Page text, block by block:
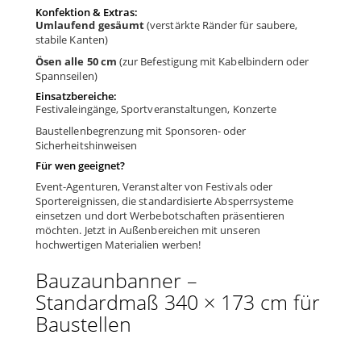
Konfektion & Extras:
Umlaufend gesäumt(verstärkte Ränder für saubere,
stabile Kanten)
Ösen alle 50 cm (zur Befestigung mit Kabelbindern oder
Spannseilen)
Einsatzbereiche:
Festivaleingänge, Sportveranstaltungen, Konzerte
Baustellenbegrenzung mit Sponsoren- oder
Sicherheitshinweisen
Für wen geeignet?
Event-Agenturen, Veranstalter von Festivals oder
Sportereignissen, die standardisierte Absperrsysteme
einsetzen und dort Werbebotschaften präsentieren
möchten. Jetzt in Außenbereichen mit unseren
hochwertigen Materialien werben!
Bauzaunbanner –
Standardmaß 340 × 173 cm für
Baustellen